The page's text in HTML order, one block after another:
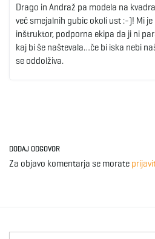
Drago in Andraž pa modela na
več smejalnih gubic okoli ust :-)! Mi
inštruktor, podporna ekipa da ji ni
kaj bi še naštevala…če bi iska nebi
se oddolživa.
DODAJ ODGOVOR
Za objavo komentarja se morate